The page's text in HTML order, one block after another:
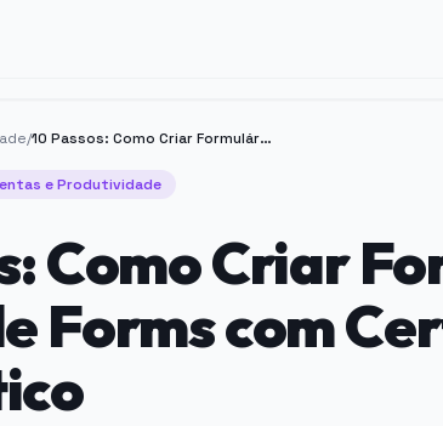
/ 10 Passos: Como Criar Formulário no Google Forms com Certificado Automático
e Produtividade
Como Criar
Forms com